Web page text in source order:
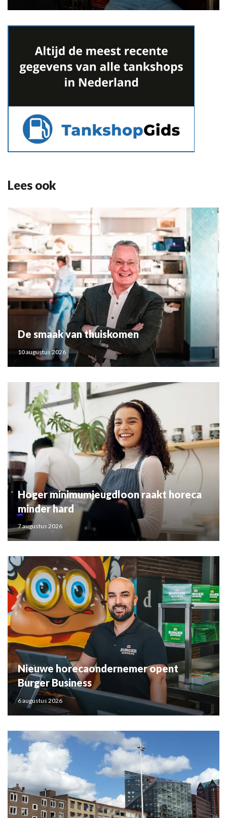
Lees ook
De smaak van thuiskomen
10 augustus 2026
Hoger minimumjeugdloon raakt horeca
minder hard
7 augustus 2026
Nieuwe horecaondernemer opent
Burger Business
6 augustus 2026